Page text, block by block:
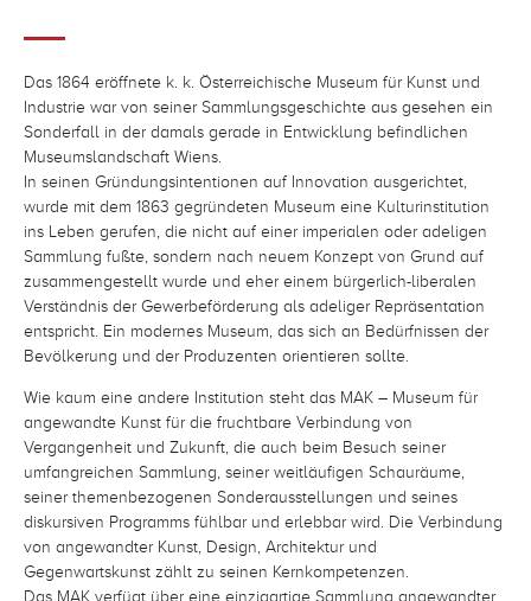
Das 1864 eröffnete k. k. Österreichische Museum für Kunst und
Industrie war von seiner Sammlungsgeschichte aus gesehen ein
Sonderfall in der damals gerade in Entwicklung befindlichen
Museumslandschaft Wiens.
In seinen Gründungsintentionen auf Innovation ausgerichtet,
wurde mit dem 1863 gegründeten Museum eine Kulturinstitution
ins Leben gerufen, die nicht auf einer imperialen oder adeligen
Sammlung fußte, sondern nach neuem Konzept von Grund auf
zusammengestellt wurde und eher einem bürgerlich-liberalen
Verständnis der Gewerbeförderung als adeliger Repräsentation
entspricht. Ein modernes Museum, das sich an Bedürfnissen der
Bevölkerung und der Produzenten orientieren sollte.
Wie kaum eine andere Institution steht das MAK – Museum für
angewandte Kunst für die fruchtbare Verbindung von
Vergangenheit und Zukunft, die auch beim Besuch seiner
umfangreichen Sammlung, seiner weitläufigen Schauräume,
seiner themenbezogenen Sonderausstellungen und seines
diskursiven Programms fühlbar und erlebbar wird. Die Verbindung
von angewandter Kunst, Design, Architektur und
Gegenwartskunst zählt zu seinen Kernkompetenzen.
Das MAK verfügt über eine einzigartige Sammlung angewandter